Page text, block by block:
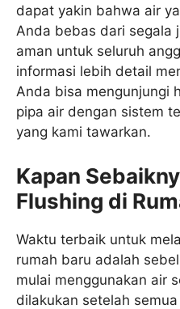
dapat yakin bahwa air
Anda bebas dari segala
aman untuk seluruh
informasi lebih detail
Anda bisa mengunjungi
pipa air dengan sistem
yang kami tawarkan.
Kapan
Flushing di
Waktu terbaik untuk
rumah baru adalah
mulai menggunakan air
dilakukan setelah